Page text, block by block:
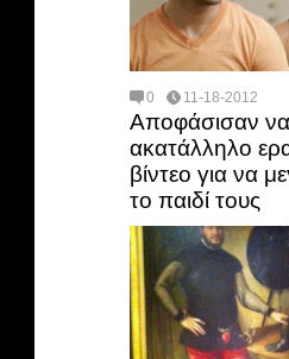
0 11-18-2012
Αποφάσισαν
ακατάλληλο
βίντεο για να
το παιδί τους